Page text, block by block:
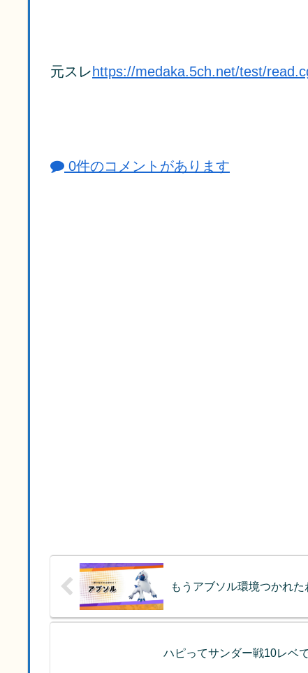
元スレ https://medaka.5ch.net/test/
0件のコメントがあります
もうアブソル環境つかれ
ハピってサンダー戦10レベ